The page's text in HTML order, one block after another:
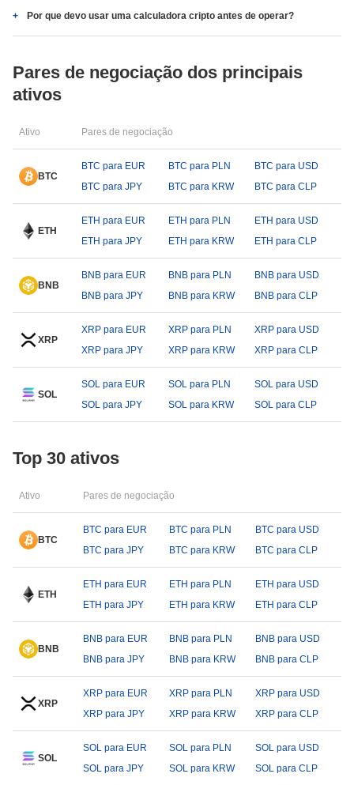
Por que devo usar uma calculadora cripto antes de operar?
Pares de negociação dos principais
ativos
Ativo Pares de negociação
BTC
BTC para EUR BTC para PLN
BTC para USD
BTC para JPY
BTC para KRW BTC para CLP
ETH
ETH para EUR ETH para PLN
ETH para USD
ETH para JPY
ETH para KRW ETH para CLP
BNB
BNB para EUR BNB para PLN
BNB para USD
BNB para JPY
BNB para KRW BNB para CLP
XRP
XRP para EUR XRP para PLN
XRP para USD
XRP para JPY
XRP para KRW XRP para CLP
SOL
SOL para EUR SOL para PLN
SOL para USD
SOL para JPY
SOL para KRW SOL para CLP
Top 30 ativos
Ativo Pares de negociação
BTC
BTC para EUR BTC para PLN
BTC para USD
BTC para JPY
BTC para KRW BTC para CLP
ETH
ETH para EUR ETH para PLN
ETH para USD
ETH para JPY
ETH para KRW ETH para CLP
BNB
BNB para EUR BNB para PLN
BNB para USD
BNB para JPY
BNB para KRW BNB para CLP
XRP
XRP para EUR XRP para PLN
XRP para USD
XRP para JPY
XRP para KRW XRP para CLP
SOL
SOL para EUR SOL para PLN
SOL para USD
SOL para JPY
SOL para KRW SOL para CLP